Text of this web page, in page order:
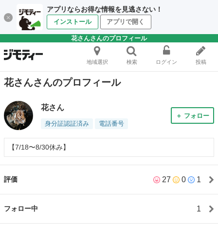
アプリならお得な情報を見逃さない！
インストール アプリで開く
花さんさんのプロフィール
地域選択 検索 ログイン 投稿
花さんさんのプロフィール
花さん
身分証認証済み 電話番号
＋ フォロー
【7/18〜8/30休み】
評価 27 0 1
フォロー中 1